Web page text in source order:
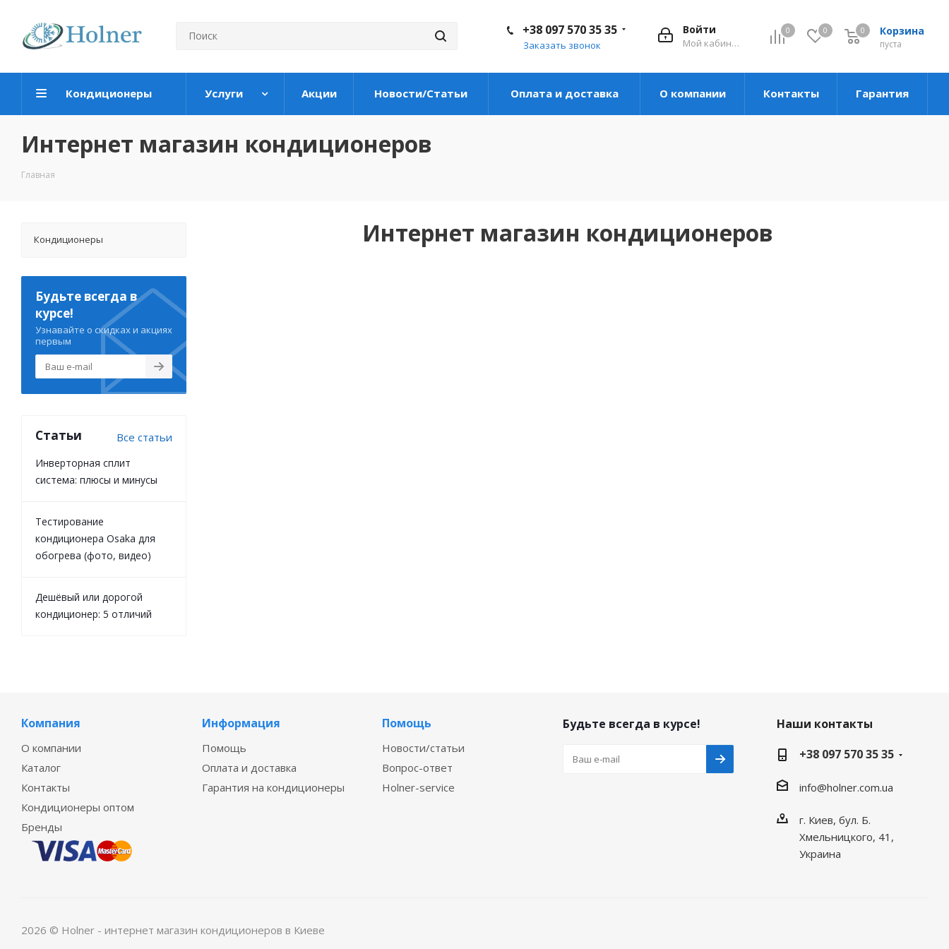
0 0 Корзина
пуста
0
Войти
Мой кабинет
+38 097 570 35 35
Заказать звонок
Кондиционеры Услуги Акции Новости/Статьи Оплата и доставка О компании Контакты Гарантия
Интернет магазин кондиционеров
Главная
Интернет магазин кондиционеров
Кондиционеры
Будьте всегда в
курсе!
Узнавайте о скидках и акциях
первым
Статьи Все статьи
Инверторная сплит
система: плюсы и минусы
Тестирование
кондиционера Osaka для
обогрева (фото, видео)
Дешёвый или дорогой
кондиционер: 5 отличий
Компания
О компании
Каталог
Контакты
Кондиционеры оптом
Бренды
Информация
Помощь
Оплата и доставка
Гарантия на кондиционеры
Помощь
Новости/статьи
Вопрос-ответ
Holner-service
Будьте всегда в курсе!
Наши контакты
+38 097 570 35 35
info@holner.com.ua
г. Киев, бул. Б.
Хмельницкого, 41,
Украина
2026 © Holner - интернет магазин кондиционеров в Киеве